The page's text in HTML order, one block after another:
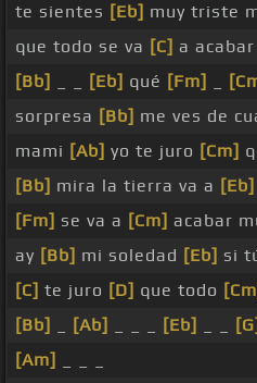
te sientes [Eb] muy triste
que todo se va [C] a acabar
[Bb]
[Eb] qué [Fm]
sorpresa [Bb] me ves de
mami [Ab] yo te juro [Cm]
[Bb] mira la tierra va a [Eb]
[Fm] se va a [Cm] acabar
ay [Bb] mi soledad [Eb] si
[C] te juro [D] que todo
[Bb]
[Ab] [Eb] [G]
[Am]